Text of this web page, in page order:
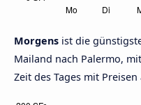
Morgens ist die
Mailand nach Palermo, mit
Zeit des Tages mit Preisen